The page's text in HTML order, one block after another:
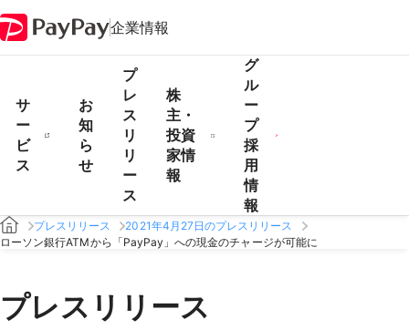
企業情報
サ
ー
ビ
ス
お
知
ら
せ
プ
レ
ス
リ
リ
ー
ス
株
主・
投資
家情
報
グ
ル
ー
プ
採
用
情
報
プレスリリース
2021年4月27日のプレスリリース
ローソン銀行ATMから「PayPay」への現金のチャージが可能に
プレスリリース